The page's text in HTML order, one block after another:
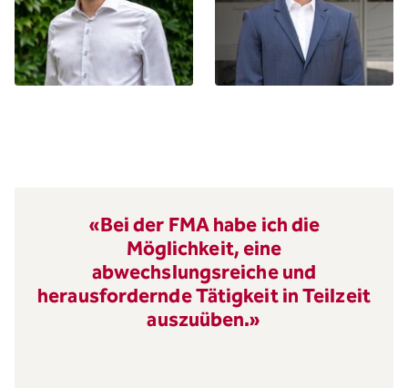
«Spannende Tätigkeit, pulsierendes
Umfeld, unterschiedliche
Fachrichtungen ... passt für mich!»